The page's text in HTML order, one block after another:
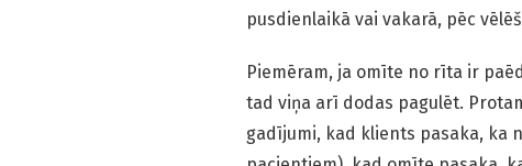
pusdienlaikā vai vakarā, pēc
Piemēram, ja omīte no rīta ir
tad viņa arī dodas pagulēt.
gadījumi, kad klients pasaka, ka